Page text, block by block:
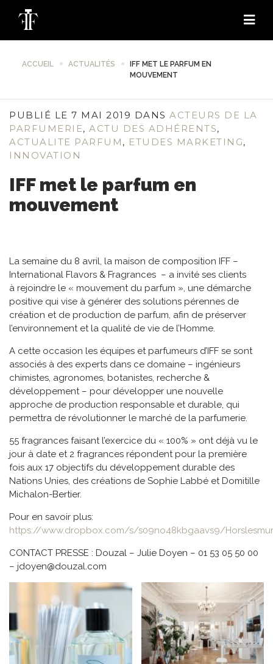
ACCUEIL ACTUALITÉS
IFF MET LE PARFUM EN
MOUVEMENT
PUBLIÉ LE 7 MAI 2019 DANS ACTEURS DE LA
PARFUMERIE, ACTU DES ADHÉRENTS,
ACTUALITE PARFUM , ETUDES MARKETING,
INNOVATION
IFF met le parfum en
mouvement
La semaine du 8 avril, la maison de composition IFF –
International Flavors & Fragrances – a invité ses clients
à rejoindre le « mouvement du parfum », une démarche
positive qui vise à générer des solutions pérennes de
création et de production de parfum, afin de préserver
l’environnement et la qualité de vie de l’Homme.
A cette occasion les équipes et parfumeurs d’IFF se sont
associés à des experts dans ce domaine – ingénieurs
chimistes, agronomes, botanistes, recherche &
développement – pour développer une nouvelle
approche de production responsable et durable, qui
permettra de révolutionner le marché de la parfumerie.
55 fragrances faisant l’exercice du « 100% » ont déjà vu le
jour à date et 2 fragrances répondent pour la première
fois aux 17 objectifs du développement durable des
Nations Unies, des créations de Sophie Labbé et Domitille
Michalon-Bertier.
Pour en savoir plus:
https://www.dropbox.com/s/s09no48kbgaavs9/
CONTACT PRESSE : Douzal – Julie Doyen – 01 53 05 50 00
– jdoyen@douzal.com